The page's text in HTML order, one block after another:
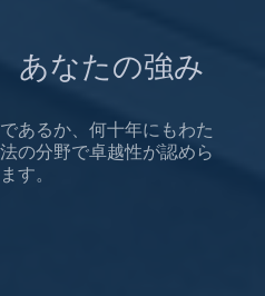
あなたの強み
あるか、何十年にもわた
の分野で卓越性が認めら
す。